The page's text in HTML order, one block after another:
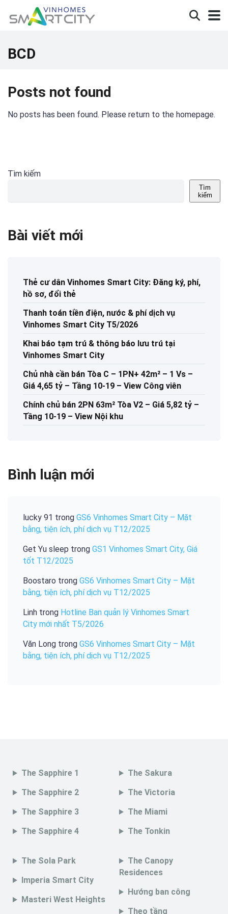
BCD
Posts not found
No posts has been found. Please return to the homepage.
Tìm kiếm
Tìm
kiếm
Bài viết mới
Thẻ cư dân Vinhomes Smart City: Đăng ký, phí,
hồ sơ, đổi thẻ
Thanh toán tiền điện, nước & phí dịch vụ
Vinhomes Smart City T5/2026
Khai báo tạm trú & thông báo lưu trú tại
Vinhomes Smart City
Chủ nhà cần bán Tòa C – 1PN+ 42m² – 1 Vs –
Giá 4,65 tỷ – Tầng 10-19 – View Công viên
Chính chủ bán 2PN 63m² Tòa V2 – Giá 5,82 tỷ –
Tầng 10-19 – View Nội khu
Bình luận mới
lucky 91 trong GS6 Vinhomes Smart City – Mặt
bằng, tiện ích, phí dịch vụ T12/2025
Get Yu sleep trong GS1 Vinhomes Smart City, Giá
tốt T12/2025
Boostaro trong GS6 Vinhomes Smart City – Mặt
bằng, tiện ích, phí dịch vụ T12/2025
Linh trong Hotline Ban quản lý Vinhomes Smart
City mới nhất T5/2026
Văn Long trong GS6 Vinhomes Smart City – Mặt
bằng, tiện ích, phí dịch vụ T12/2025
The Sapphire 1
The Sapphire 2
The Sapphire 3
The Sapphire 4
The Sakura
The Victoria
The Miami
The Tonkin
The Sola Park
Imperia Smart City
Masteri West Heights
The Canopy
Residences
Hướng ban công
Theo tầng